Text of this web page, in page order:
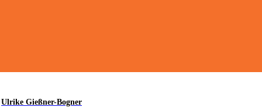
Ulrike Gießner-Bogner